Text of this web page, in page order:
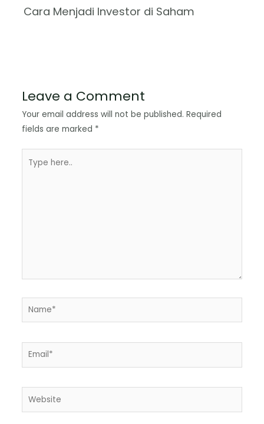
Cara Menjadi Investor di Saham
Leave a Comment
Your email address will not be published. Required
fields are marked *